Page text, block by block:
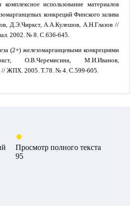
комплексное использование материалов
конкреций Финского залива
Д.Э.Чиркст, А.А.Кулешов, А.Н.Глазов //
2002. № 8. С.636-645.
(2+) железомарганцевыми конкрециями
О.В.Черемисина, М.И.Иванов,
// ЖПХ. 2005. Т.78. № 4. С.599-605.
Просмотр полного текста
95